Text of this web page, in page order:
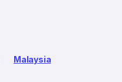
Malaysia